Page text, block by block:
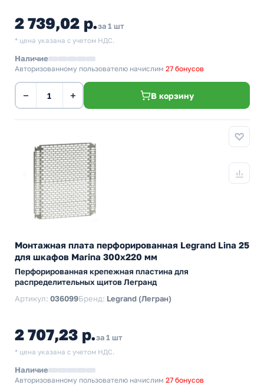
2 739,02 р.за 1 шт
* цена указана с учетом НДС.
Наличие
Авторизованному пользователю начислим 27 бонусов
− + В корзину
Монтажная плата перфорированная Legrand Lina 25
для шкафов Marina 300x220 мм
Перфорированная крепежная пластина для
распределительных щитов Легранд
Артикул: 036099Бренд: Legrand (Легран)
2 707,23 р.за 1 шт
* цена указана с учетом НДС.
Наличие
Авторизованному пользователю начислим 27 бонусов